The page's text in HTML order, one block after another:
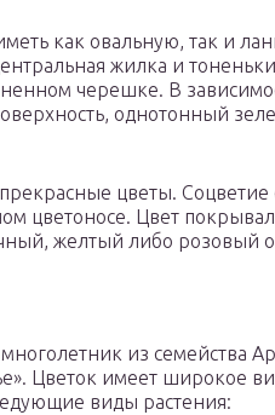
как овальную, так и
жилка и
черешке. В
однотонный
цветы. Соцветие
цветоносе. Цвет
желтый либо розовый
из семейства
Цветок имеет широкое
виды растения: